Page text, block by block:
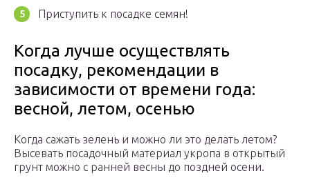
Приступить к посадке семян!
Когда лучше осуществлять
посадку, рекомендации в
зависимости от времени года:
весной, летом, осенью
Когда сажать зелень и можно ли это делать летом?
Высевать посадочный материал укропа в открытый
грунт можно с ранней весны до поздней осени.